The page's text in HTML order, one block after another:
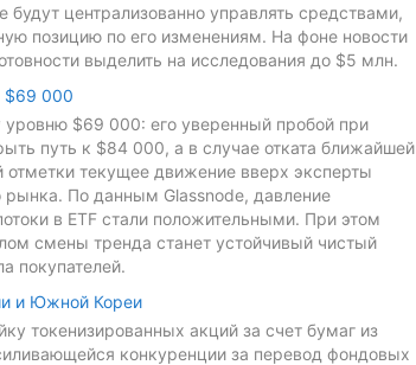
централизованно управлять средствами,
позицию по его изменениям. На фоне новости
выделить на исследования до $5 млн.
$69 000
уровню $69 000: его уверенный пробой при
путь к $84 000, а в случае отката ближайшей
текущее движение вверх эксперты
По данным Glassnode, давление
в ETF стали положительными. При этом
смены тренда станет устойчивый чистый
покупателей.
и Южной Кореи
токенизированных акций за счет бумаг из
конкуренции за перевод фондовых